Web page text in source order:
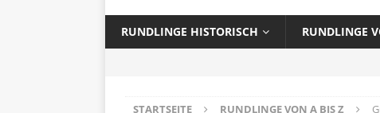
RUNDLINGE HISTORISCH RUNDLINGE
STARTSEITE RUNDLINGE VON A BIS Z